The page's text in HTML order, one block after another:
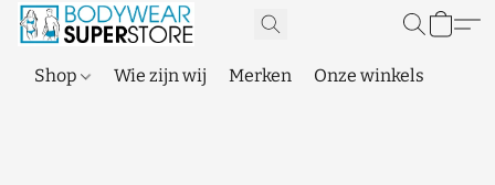
Shop Wie zijn wij Merken Onze winkels